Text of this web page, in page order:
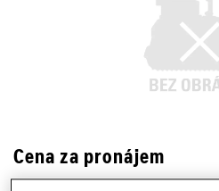
Cena za pronájem